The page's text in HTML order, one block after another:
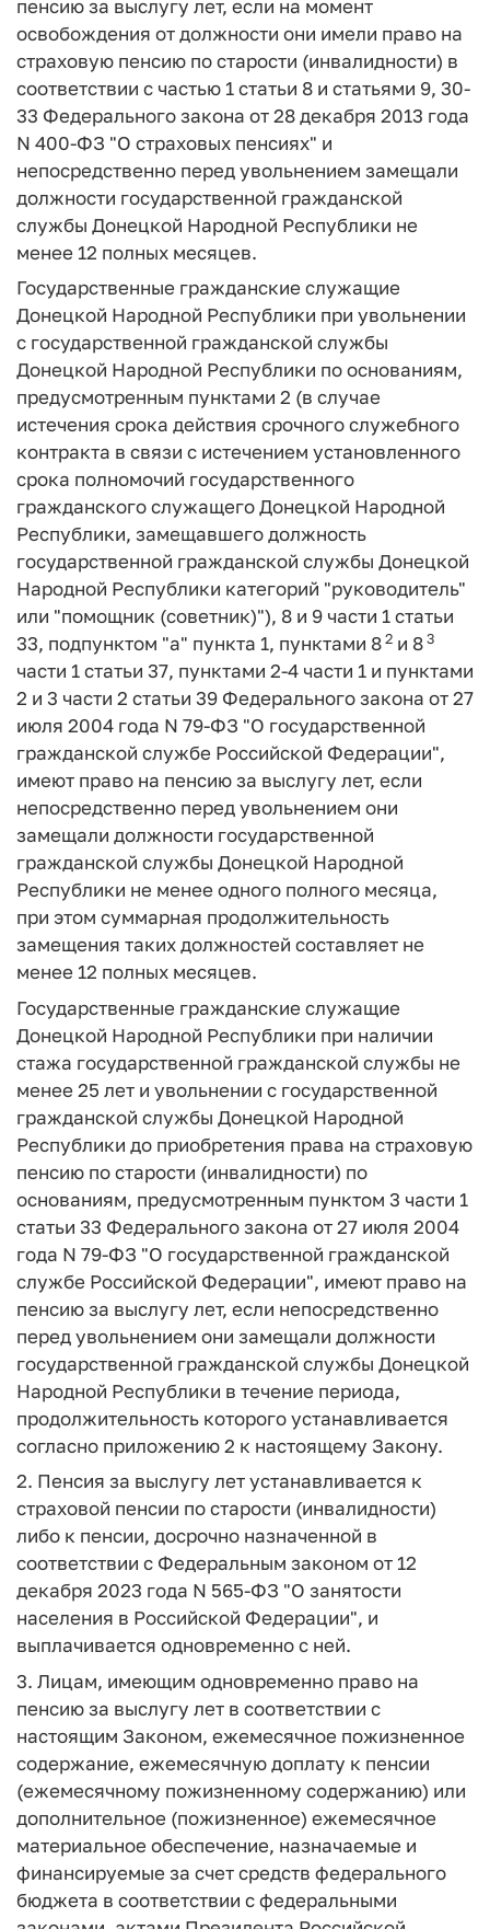
пенсию за выслугу лет, если на момент
освобождения от должности они имели право на
страховую пенсию по старости (инвалидности) в
соответствии с частью 1 статьи 8 и статьями 9, 30-
33 Федерального закона от 28 декабря 2013 года
N 400-ФЗ "О страховых пенсиях" и
непосредственно перед увольнением замещали
должности государственной гражданской
службы Донецкой Народной Республики не
менее 12 полных месяцев.
Государственные гражданские служащие
Донецкой Народной Республики при увольнении
с государственной гражданской службы
Донецкой Народной Республики по основаниям,
предусмотренным пунктами 2 (в случае
истечения срока действия срочного служебного
контракта в связи с истечением установленного
срока полномочий государственного
гражданского служащего Донецкой Народной
Республики, замещавшего должность
государственной гражданской службы Донецкой
Народной Республики категорий "руководитель"
или "помощник (советник)"), 8 и 9 части 1 статьи
33, подпунктом "а" пункта 1, пунктами 8 2 и 8 3
части 1 статьи 37, пунктами 2-4 части 1 и пунктами
2 и 3 части 2 статьи 39 Федерального закона от 27
июля 2004 года N 79-ФЗ "О государственной
гражданской службе Российской Федерации",
имеют право на пенсию за выслугу лет, если
непосредственно перед увольнением они
замещали должности государственной
гражданской службы Донецкой Народной
Республики не менее одного полного месяца,
при этом суммарная продолжительность
замещения таких должностей составляет не
менее 12 полных месяцев.
Государственные гражданские служащие
Донецкой Народной Республики при наличии
стажа государственной гражданской службы не
менее 25 лет и увольнении с государственной
гражданской службы Донецкой Народной
Республики до приобретения права на страховую
пенсию по старости (инвалидности) по
основаниям, предусмотренным пунктом 3 части 1
статьи 33 Федерального закона от 27 июля 2004
года N 79-ФЗ "О государственной гражданской
службе Российской Федерации", имеют право на
пенсию за выслугу лет, если непосредственно
перед увольнением они замещали должности
государственной гражданской службы Донецкой
Народной Республики в течение периода,
продолжительность которого устанавливается
согласно приложению 2 к настоящему Закону.
2. Пенсия за выслугу лет устанавливается к
страховой пенсии по старости (инвалидности)
либо к пенсии, досрочно назначенной в
соответствии с Федеральным законом от 12
декабря 2023 года N 565-ФЗ "О занятости
населения в Российской Федерации", и
выплачивается одновременно с ней.
3. Лицам, имеющим одновременно право на
пенсию за выслугу лет в соответствии с
настоящим Законом, ежемесячное пожизненное
содержание, ежемесячную доплату к пенсии
(ежемесячному пожизненному содержанию) или
дополнительное (пожизненное) ежемесячное
материальное обеспечение, назначаемые и
финансируемые за счет средств федерального
бюджета в соответствии с федеральными